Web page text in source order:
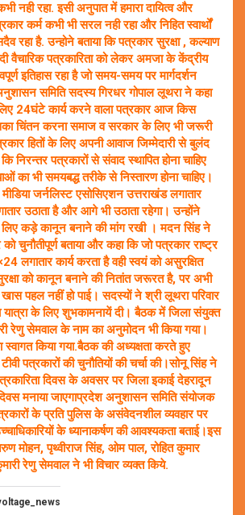
नही रहा. इसी अनुपात में हमारा दायित्व और
कर्म कभी भी सरल नही रहा और निहित स्वार्थों
रहा है. उन्होने बताया कि पत्रकार सुरक्षा , कल्याण
वैचारिक पत्रकारिता को लेकर अमजा के केंद्रीय
इतिहास रहा है जो समय-समय पर मार्गदर्शन
समिति सदस्य गिरधर गोपाल लूथरा ने कहा
24घंटे कार्य करने वाला पत्रकार आज किस
चिंतन करना समाज व सरकार के लिए भी जरूरी
हितों के लिए अपनी आवाज जिम्मेदारी से बुलंद
निरन्तर पत्रकारों से संवाद स्थापित होना चाहिए
का भी समयबद्ध तरीके से निस्तारण होना चाहिए।
जर्नलिस्ट एसोसिएशन उत्तराखंड लगातार
उठाता है और आगे भी उठाता रहेगा। उन्होंने
लिए कड़े कानून बनाने की मांग रखी । मदन सिंह ने
चुनौतीपूर्ण बताया और कहा कि जो पत्रकार राष्ट्र
लगातार कार्य करता है वही स्वयं को असुरक्षित
को कानून बनाने की नितांत जरूरत है, पर अभी
पहल नहीं हो पाई। सदस्यों ने श्री लूथरा परिवार
यात्रा के लिए शुभकामनायें दी। बैठक में जिला संयुक्त
रेणु सेमवाल के नाम का अनुमोदन भी किया गया।
किया गया.बैठक की अध्यक्षता करते हुए
पत्रकारों की चुनौतियों की चर्चा की।सोनू सिंह ने
दिवस के अवसर पर जिला इकाई देहरादून
दिवस मनाया जाएगाप्रदेश अनुशासन समिति संयोजक
के प्रति पुलिस के असंवेदनशील व्यवहार पर
के ध्यानाकर्षण की आवश्यकता बताई।इस
मोहन, पृथ्वीराज सिंह, ओम पाल, रोहित कुमार
रेणु सेमवाल ने भी विचार व्यक्त किये.